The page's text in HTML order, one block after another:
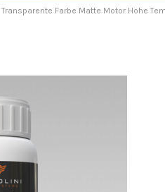
Transparente Farbe Matte Motor Hohe